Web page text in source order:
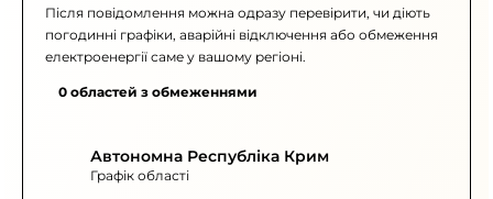
Після повідомлення можна одразу перевірити, чи діють
погодинні графіки, аварійні відключення або обмеження
електроенергії саме у вашому регіоні.
0 областей з обмеженнями
Автономна Республіка Крим
Графік області